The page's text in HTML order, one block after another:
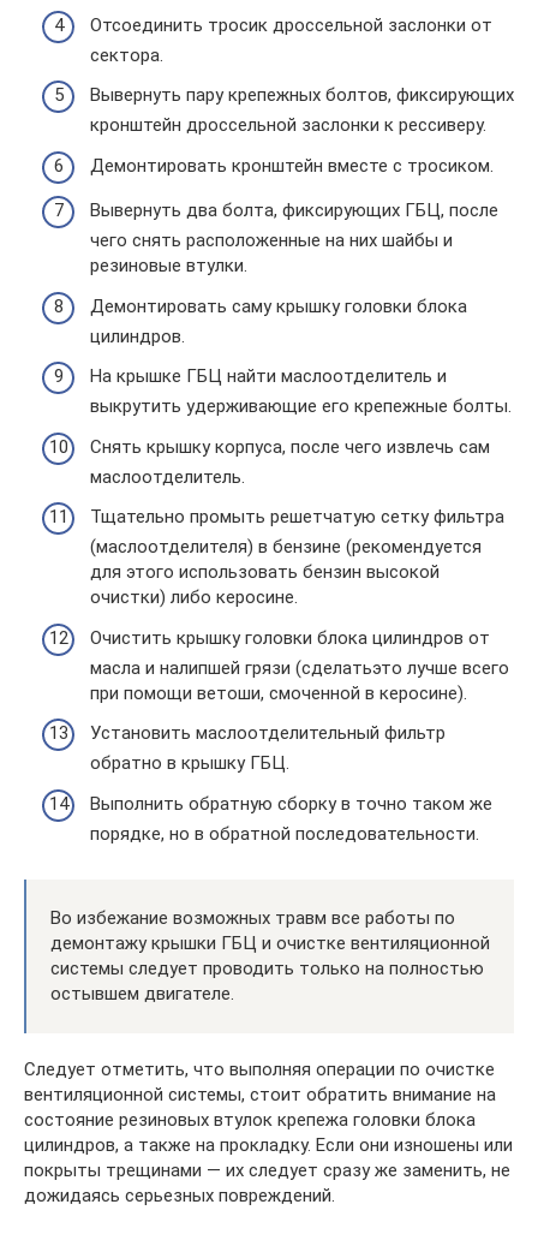
Отсоединить тросик дроссельной заслонки от
сектора.
Вывернуть пару крепежных болтов, фиксирующих
кронштейн дроссельной заслонки к рессиверу.
Демонтировать кронштейн вместе с тросиком.
Вывернуть два болта, фиксирующих ГБЦ, после
чего снять расположенные на них шайбы и
резиновые втулки.
Демонтировать саму крышку головки блока
цилиндров.
На крышке ГБЦ найти маслоотделитель и
выкрутить удерживающие его крепежные болты.
Снять крышку корпуса, после чего извлечь сам
маслоотделитель.
Тщательно промыть решетчатую сетку фильтра
(маслоотделителя) в бензине (рекомендуется
для этого использовать бензин высокой
очистки) либо керосине.
Очистить крышку головки блока цилиндров от
масла и налипшей грязи (сделатьэто лучше всего
при помощи ветоши, смоченной в керосине).
Установить маслоотделительный фильтр
обратно в крышку ГБЦ.
Выполнить обратную сборку в точно таком же
порядке, но в обратной последовательности.
Во избежание возможных травм все работы по
демонтажу крышки ГБЦ и очистке вентиляционной
системы следует проводить только на полностью
остывшем двигателе.
Следует отметить, что выполняя операции по очистке
вентиляционной системы, стоит обратить внимание на
состояние резиновых втулок крепежа головки блока
цилиндров, а также на прокладку. Если они изношены или
покрыты трещинами — их следует сразу же заменить, не
дожидаясь серьезных повреждений.